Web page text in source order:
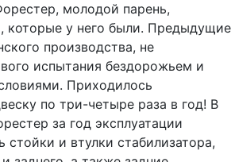
молодой парень,
которые у него были. Предыдущие
производства, не
испытания бездорожьем и
Приходилось
по три-четыре раза в год! В
за год эксплуатации
стойки и втулки стабилизатора,